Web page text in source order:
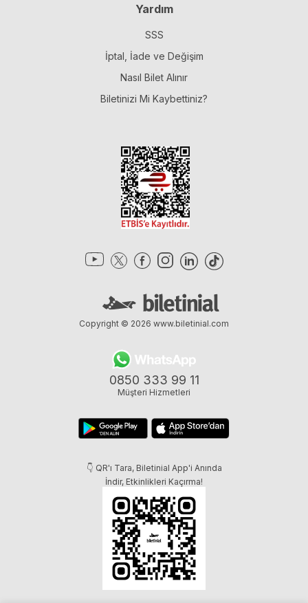
Yardım
SSS
İptal, İade ve Değişim
Nasıl Bilet Alınır
Biletinizi Mi Kaybettiniz?
0850 333 99 11
Müşteri Hizmetleri
👇 QR'ı Tara, Biletinial App'i Anında
İndir, Etkinlikleri Kaçırma!
Copyright © 2026 www.biletinial.com